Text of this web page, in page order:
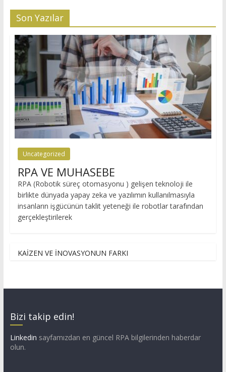
Son Yazılar
Uncategorized
RPA VE MUHASEBE
RPA (Robotik süreç otomasyonu ) gelişen teknoloji ile
birlikte dünyada yapay zeka ve yazılımın kullanılmasıyla
insanların işgücünün taklit yeteneği ile robotlar tarafından
gerçekleştirilerek
KAİZEN VE İNOVASYONUN FARKI
Bizi takip edin!
Linkedin sayfamızdan en güncel RPA bilgilerinden haberdar
olun.